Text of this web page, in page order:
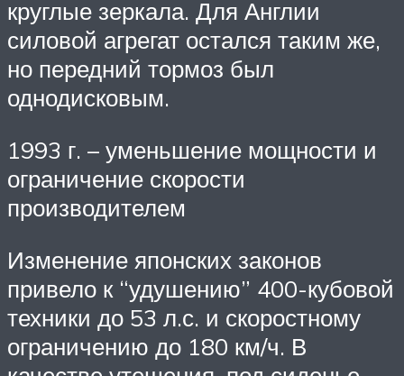
круглые зеркала. Для Англии
силовой агрегат остался таким же,
но передний тормоз был
однодисковым.
1993 г. – уменьшение мощности и
ограничение скорости
производителем
Изменение японских законов
привело к “удушению” 400-кубовой
техники до 53 л.с. и скоростному
ограничению до 180 км/ч. В